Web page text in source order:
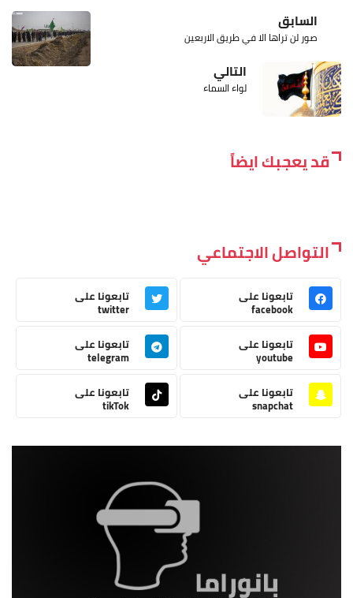
السابق
صور لن تراها الا في طريق الاربعين
التالي
لواء السماء
قد يعجبك ايضاً
التواصل الاجتماعي
تابعونا على
facebook
تابعونا على
twitter
تابعونا على
youtube
تابعونا على
telegram
تابعونا على
snapchat
تابعونا على
tikTok